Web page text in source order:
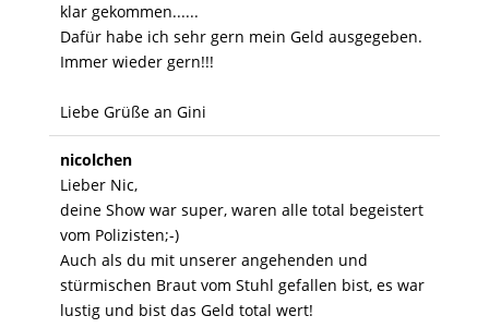
klar gekommen......
Dafür habe ich sehr gern mein Geld ausgegeben.
Immer wieder gern!!!
Liebe Grüße an Gini
nicolchen
Lieber Nic,
deine Show war super, waren alle total begeistert
vom Polizisten;-)
Auch als du mit unserer angehenden und
stürmischen Braut vom Stuhl gefallen bist, es war
lustig und bist das Geld total wert!